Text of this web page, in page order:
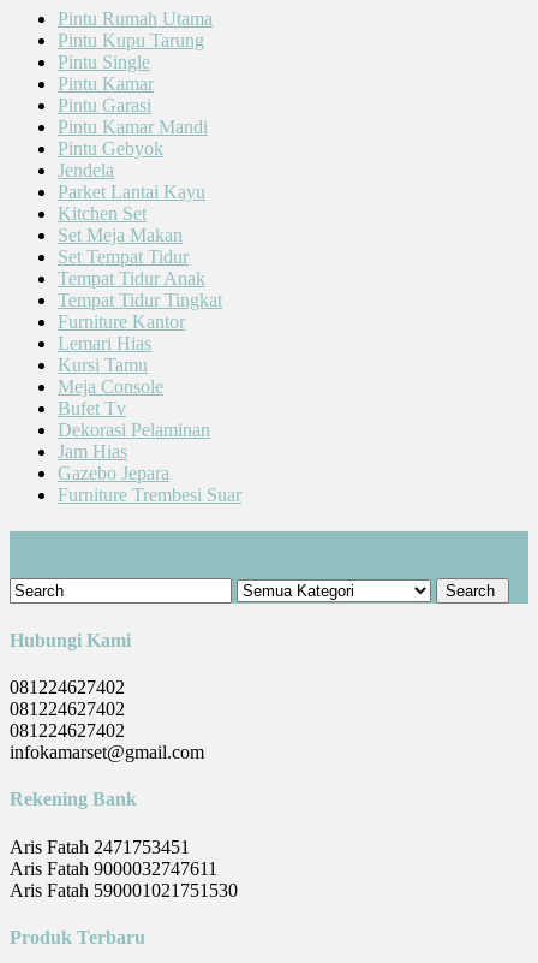
Pintu Rumah Utama
Pintu Kupu Tarung
Pintu Single
Pintu Kamar
Pintu Garasi
Pintu Kamar Mandi
Pintu Gebyok
Jendela
Parket Lantai Kayu
Kitchen Set
Set Meja Makan
Set Tempat Tidur
Tempat Tidur Anak
Tempat Tidur Tingkat
Furniture Kantor
Lemari Hias
Kursi Tamu
Meja Console
Bufet Tv
Dekorasi Pelaminan
Jam Hias
Gazebo Jepara
Furniture Trembesi Suar
Hubungi Kami
081224627402
081224627402
081224627402
infokamarset@gmail.com
Rekening Bank
Aris Fatah 2471753451
Aris Fatah 9000032747611
Aris Fatah 590001021751530
Produk Terbaru